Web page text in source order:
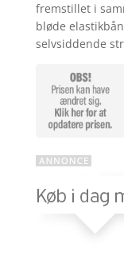
fremstillet i
bløde
selvsiddende